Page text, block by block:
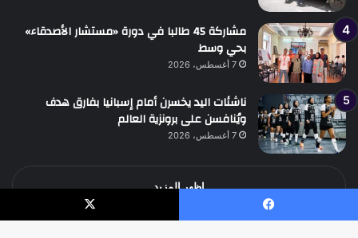
مشاركة 45 طالبا في دورة «مستشار الأصدقاء»
بحي وسط
7 أغسطس، 2026
ناشئات اليد يخسرن أمام إسبانيا بفارق هدف
ويُنافسن على برونزية العالم
7 أغسطس، 2026
اظهر المزيد
فيسبوك ‫X